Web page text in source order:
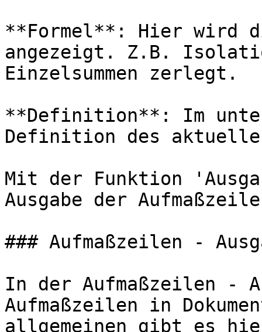
**Formel**: Hier wird
angezeigt. Z.B.
Einzelsummen zerlegt.
**Definition**: Im
Definition des
Mit der Funktion
Ausgabe der
### Aufmaßzeilen -
In der Aufmaßzeilen -
Aufmaßzeilen in
allgemeinen gibt es